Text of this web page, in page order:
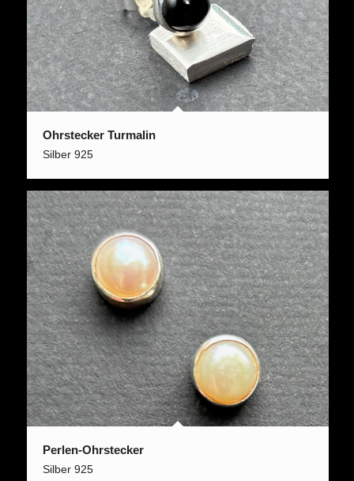
Ohrstecker Turmalin
Silber 925
Perlen-Ohrstecker
Silber 925